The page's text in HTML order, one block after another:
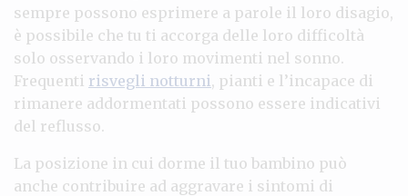
sempre possono esprimere a parole il loro disagio,
è possibile che tu ti accorga delle loro difficoltà
solo osservando i loro movimenti nel sonno.
Frequenti risvegli notturni, pianti e l’incapace di
rimanere addormentati possono essere indicativi
del reflusso.
La posizione in cui dorme il tuo bambino può
anche contribuire ad aggravare i sintomi di